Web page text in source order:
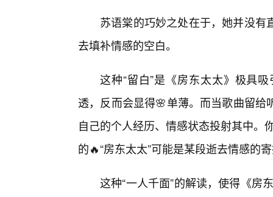
苏语棠的巧妙之处在于，她并没
去填补情感的空白。
这种“留白”是《房东太太》极具
透，反而会显得🌸单薄。而当歌曲留
自己的个人经历、情感状态投射其中。
的🔥“房东太太”可能是某段逝去情感的
这种“一人千面”的解读，使得《房